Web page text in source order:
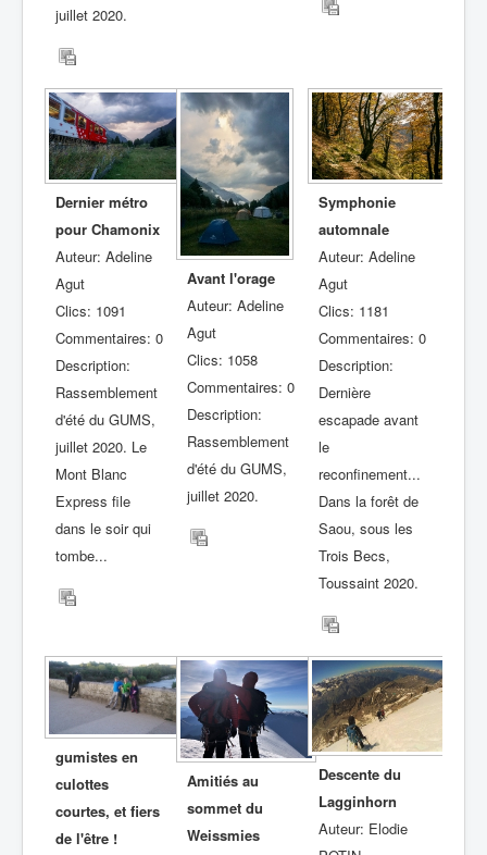
juillet 2020.
Dernier métro
pour Chamonix
Auteur: Adeline
Agut
Clics: 1091
Commentaires: 0
Description:
Rassemblement
d'été du GUMS,
juillet 2020. Le
Mont Blanc
Express file
dans le soir qui
tombe...
Avant l'orage
Auteur: Adeline
Agut
Clics: 1058
Commentaires: 0
Description:
Rassemblement
d'été du GUMS,
juillet 2020.
Symphonie
automnale
Auteur: Adeline
Agut
Clics: 1181
Commentaires: 0
Description:
Dernière
escapade avant
le
reconfinement...
Dans la forêt de
Saou, sous les
Trois Becs,
Toussaint 2020.
gumistes en
culottes
courtes, et fiers
de l'être !
Amitiés au
sommet du
Weissmies
Descente du
Lagginhorn
Auteur: Elodie